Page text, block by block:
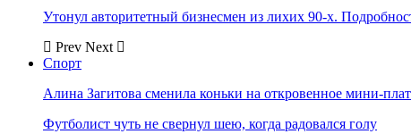
Утонул авторитетный бизнесмен из лихих 90-х.
Prev Next
Спорт
Алина Загитова сменила коньки на откровенное мини-
Футболист чуть не свернул шею, когда радовался голу